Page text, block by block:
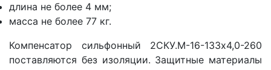
длина не более 4 мм;
масса не более 77 кг.
Компенсатор сильфонный 2СКУ.М-16-133x4,0-260
поставляются без изоляции. Защитные материалы